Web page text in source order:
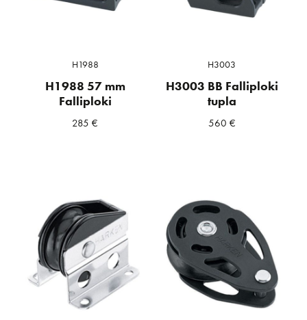
H1988
H1988 57 mm
Falliploki
285€
H3003
H3003 BB Falliploki
tupla
560 €